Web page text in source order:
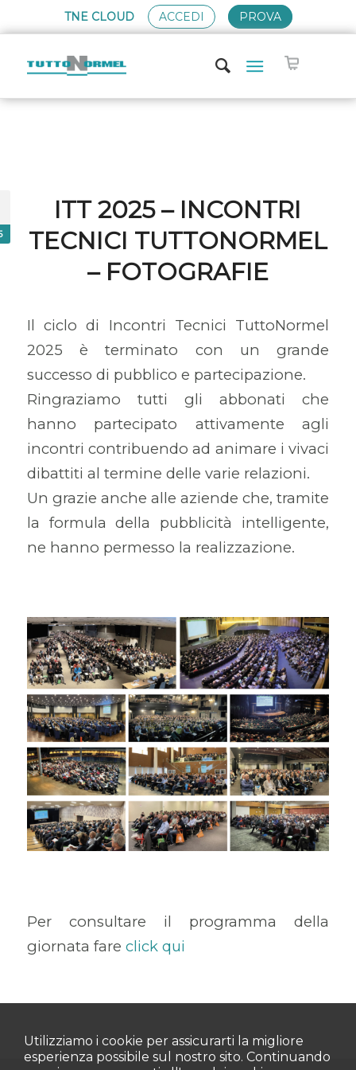
TNE CLOUD ACCEDI PROVA
ITT 2025 – INCONTRI
TECNICI TUTTONORMEL
– FOTOGRAFIE
Il ciclo di Incontri Tecnici TuttoNormel
2025 è terminato con un grande
successo di pubblico e partecipazione.
Ringraziamo tutti gli abbonati che
hanno partecipato attivamente agli
incontri contribuendo ad animare i vivaci
dibattiti al termine delle varie relazioni.
Un grazie anche alle aziende che, tramite
la formula della pubblicità intelligente,
ne hanno permesso la realizzazione.
Per consultare il programma della
giornata fare click qui
Utilizziamo i cookie per assicurarti la migliore
esperienza possibile sul nostro sito. Continuando